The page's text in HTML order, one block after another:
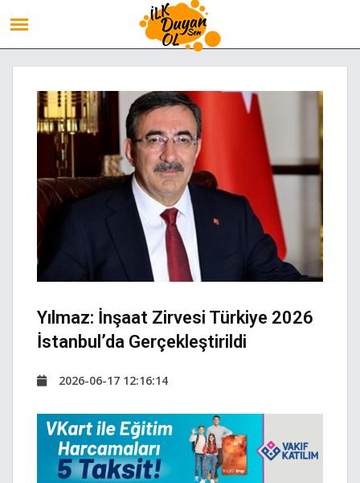
Yılmaz: İnşaat Zirvesi Türkiye 2026
İstanbul’da Gerçekleştirildi
2026-06-17 12:16:14